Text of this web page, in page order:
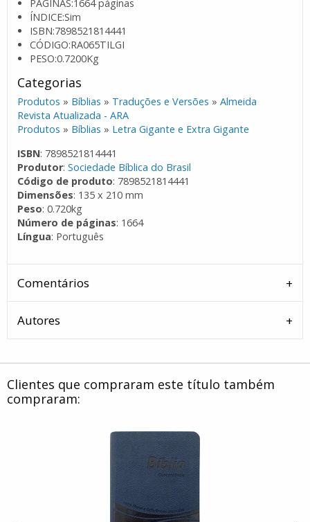
PÁGINAS:1664 páginas
ÍNDICE:Sim
ISBN:7898521814441
CÓDIGO:RA065TILGI
PESO:0.7200Kg
Categorias
Produtos » Bíblias » Traduções e Versões »Almeida
Revista Atualizada - ARA
Produtos » Bíblias » Letra Gigante e Extra Gigante
ISBN: 7898521814441
Produtor:Sociedade Bíblica do Brasil
Código de produto: 7898521814441
Dimensões: 135 x 210 mm
Peso: 0.720kg
Número de páginas: 1664
Língua: Português
Comentários
Autores
Clientes que compraram este título também
compraram: